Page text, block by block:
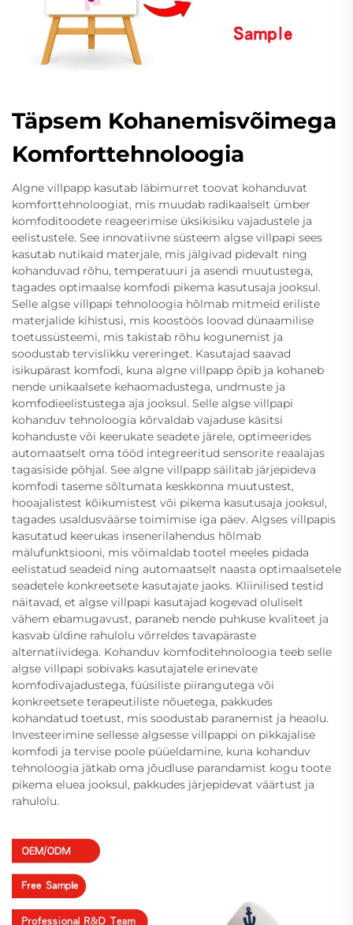
Täpsem Kohanemisvõimega
Komforttehnoloogia
Algne villpapp kasutab läbimurret toovat kohanduvat
komforttehnoloogiat, mis muudab radikaalselt ümber
komfoditoodete reageerimise üksikisiku vajadustele ja
eelistustele. See innovatiivne süsteem algse villpapi sees
kasutab nutikaid materjale, mis jälgivad pidevalt ning
kohanduvad rõhu, temperatuuri ja asendi muutustega,
tagades optimaalse komfodi pikema kasutusaja jooksul.
Selle algse villpapi tehnoloogia hõlmab mitmeid eriliste
materjalide kihistusi, mis koostöös loovad dünaamilise
toetussüsteemi, mis takistab rõhu kogunemist ja
soodustab tervislikku vereringet. Kasutajad saavad
isikupärast komfodi, kuna algne villpapp õpib ja kohaneb
nende unikaalsete kehaomadustega, undmuste ja
komfodieelistustega aja jooksul. Selle algse villpapi
kohanduv tehnoloogia kõrvaldab vajaduse käsitsi
kohanduste või keerukate seadete järele, optimeerides
automaatselt oma tööd integreeritud sensorite reaalajas
tagasiside põhjal. See algne villpapp säilitab järjepideva
komfodi taseme sõltumata keskkonna muutustest,
hooajalistest kõikumistest või pikema kasutusaja jooksul,
tagades usaldusväärse toimimise iga päev. Algses villpapis
kasutatud keerukas insenerilahendus hõlmab
mälufunktsiooni, mis võimaldab tootel meeles pidada
eelistatud seadeid ning automaatselt naasta optimaalsetele
seadetele konkreetsete kasutajate jaoks. Kliinilised testid
näitavad, et algse villpapi kasutajad kogevad oluliselt
vähem ebamugavust, paraneb nende puhkuse kvaliteet ja
kasvab üldine rahulolu võrreldes tavapäraste
alternatiividega. Kohanduv komfoditehnoloogia teeb selle
algse villpapi sobivaks kasutajatele erinevate
komfodivajadustega, füüsiliste piirangutega või
konkreetsete terapeutiliste nõuetega, pakkudes
kohandatud toetust, mis soodustab paranemist ja heaolu.
Investeerimine sellesse algsesse villpappi on pikkajalise
komfodi ja tervise poole püüeldamine, kuna kohanduv
tehnoloogia jätkab oma jõudluse parandamist kogu toote
pikema eluea jooksul, pakkudes järjepidevat väärtust ja
rahulolu.